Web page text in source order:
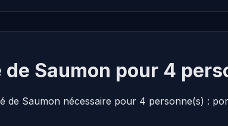
Saumon pour 4
de Saumon nécessaire pour 4 personne(s) :